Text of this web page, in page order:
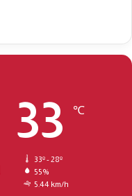
33 ℃
33º - 28º
55%
5.44 km/h